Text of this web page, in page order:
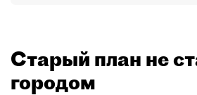
Старый план не
городом